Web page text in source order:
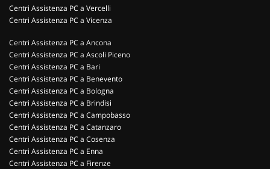
Centri Assistenza PC a Vercelli
Centri Assistenza PC a Vicenza
Centri Assistenza PC a Ancona
Centri Assistenza PC a Ascoli Piceno
Centri Assistenza PC a Bari
Centri Assistenza PC a Benevento
Centri Assistenza PC a Bologna
Centri Assistenza PC a Brindisi
Centri Assistenza PC a Campobasso
Centri Assistenza PC a Catanzaro
Centri Assistenza PC a Cosenza
Centri Assistenza PC a Enna
Centri Assistenza PC a Firenze